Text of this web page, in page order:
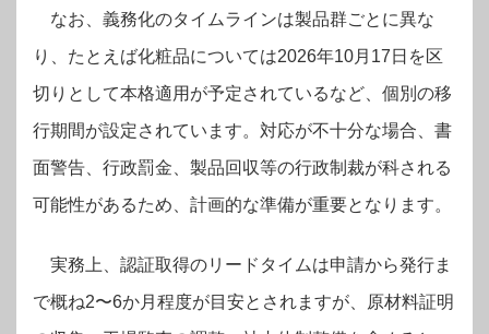
なお、義務化のタイムラインは製品群ごとに異な
り、たとえば化粧品については2026年10月17日を区
切りとして本格適用が予定されているなど、個別の移
行期間が設定されています。対応が不十分な場合、書
面警告、行政罰金、製品回収等の行政制裁が科される
可能性があるため、計画的な準備が重要となります。
実務上、認証取得のリードタイムは申請から発行ま
で概ね2〜6か月程度が目安とされますが、原材料証明